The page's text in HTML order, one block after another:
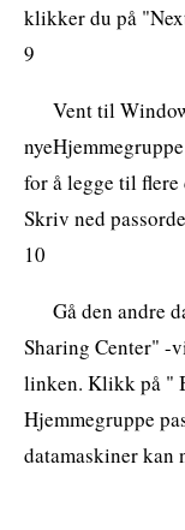
klikker du på
9
Vent til
for å legge til
Skriv ned
10
Gå den andre
Sharing Center" -
linken. Klikk på "
Hjemmegruppe
datamaskiner kan